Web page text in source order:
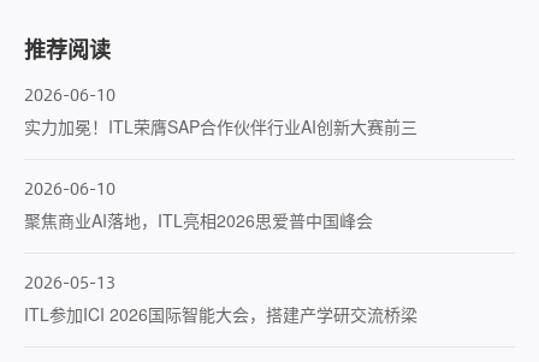
推荐阅读
2026-06-10
实力加冕！ITL荣膺SAP合作伙伴行业AI创新大赛前三
2026-06-10
聚焦商业AI落地，ITL亮相2026思爱普中国峰会
2026-05-13
ITL参加ICI 2026国际智能大会，搭建产学研交流桥梁